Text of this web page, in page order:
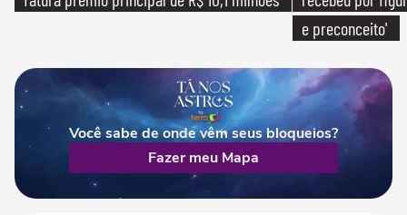
e preconceito'
Você sabe de onde vêm seus bloqueios?
Fazer meu Mapa